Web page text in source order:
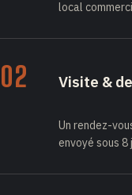
local
02 Visite &
Un rendez-
envoyé sous